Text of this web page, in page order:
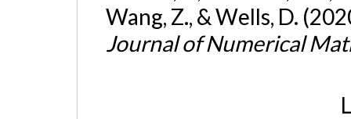
Wang, Z., & Wells, D.
Journal of Numerical